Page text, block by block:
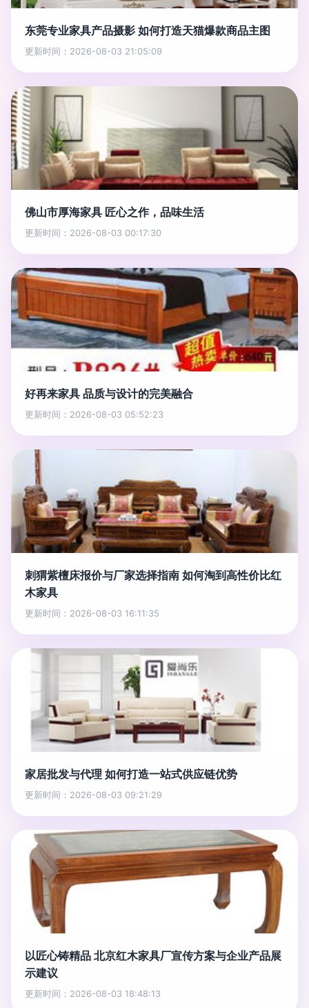
东莞专业家具产品摄影 如何打造天猫爆款商品主图
更新时间：2026-08-03 21:05:09
佛山市厚海家具 匠心之作，品味生活
更新时间：2026-08-03 00:17:30
好再来家具 品质与设计的完美融合
更新时间：2026-08-03 05:52:23
刺猬紫檀床报价与厂家选择指南 如何淘到高性价比红
木家具
更新时间：2026-08-03 16:11:35
家居批发与代理 如何打造一站式供应链优势
更新时间：2026-08-03 09:21:29
以匠心铸精品 北京红木家具厂宣传方案与企业产品展
示建议
更新时间：2026-08-03 18:48:13